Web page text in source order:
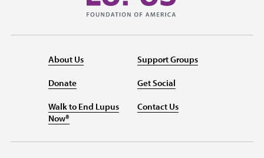
About Us
Donate
Walk to End Lupus
Now®
Support Groups
Get Social
Contact Us